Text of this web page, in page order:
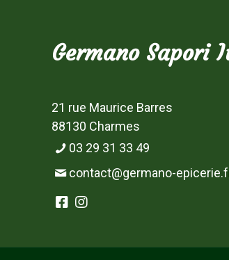
Germano Sapori
21 rue Maurice Barres
88130 Charmes
03 29 31 33 49
contact@germano-